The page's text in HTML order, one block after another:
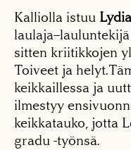
Kalliolla istuu
sitten kriitikkojen
Toiveet ja
keikkaillessa ja
ilmestyy
keikkatauko, jotta
gradu -työnsä.